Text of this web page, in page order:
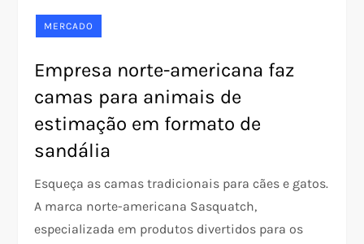
MERCADO
Empresa norte-americana faz
camas para animais de
estimação em formato de
sandália
Esqueça as camas tradicionais para cães e gatos.
A marca norte-americana Sasquatch,
especializada em produtos divertidos para os